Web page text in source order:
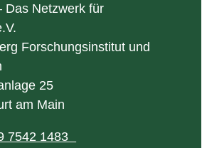
Das Netzwerk für
Forschungsinstitut und
25
am Main
7542 1483